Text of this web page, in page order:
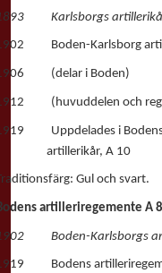
Karlsborgs artillerikår
Boden-Karlsborg
(delar i Boden)
(huvuddelen och
Uppdelades i Bodens
artillerikår, A 10
Gul och svart.
artilleriregemente A 8
Boden-Karlsborgs
Bodens